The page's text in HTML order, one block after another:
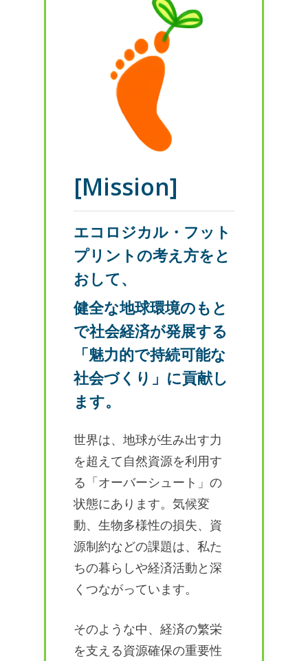
[Mission]
エコロジカル・フット
プリントの考え方をと
おして、
健全な地球環境のもと
で社会経済が発展する
「魅力的で持続可能な
社会づくり」に貢献し
ます。
世界は、地球が生み出す力
を超えて自然資源を利用す
る「オーバーシュート」の
状態にあります。気候変
動、生物多様性の損失、資
源制約などの課題は、私た
ちの暮らしや経済活動と深
くつながっています。
そのような中、経済の繁栄
を支える資源確保の重要性